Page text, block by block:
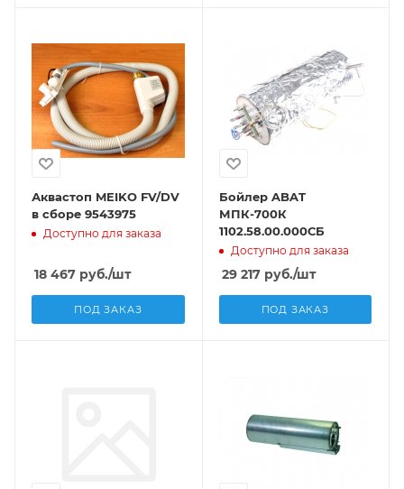
Аквастоп MEIKO FV/DV
в сборе 9543975
Доступно для заказа
18 467 руб./шт
ПОД ЗАКАЗ
Бойлер ABAT
МПК-700К
1102.58.00.000СБ
Доступно для заказа
29 217руб./шт
ПОД ЗАКАЗ